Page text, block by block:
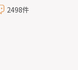
2498件